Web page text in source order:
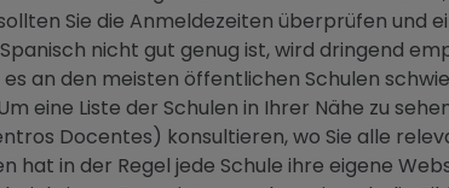
Sie die Anmeldezeiten überprüfen und
nicht gut genug ist, wird dringend
an den meisten öffentlichen Schulen
eine Liste der Schulen in Ihrer Nähe zu
Docentes) konsultieren, wo Sie alle
in der Regel jede Schule ihre eigene